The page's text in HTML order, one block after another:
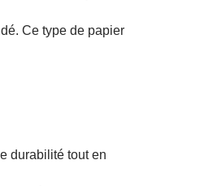
Ce type de papier
durabilité tout en